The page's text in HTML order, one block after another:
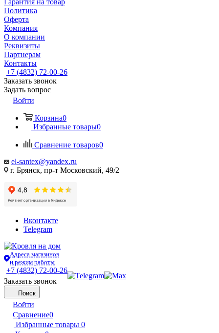
Гарантия на товар
Политика
Оферта
Компания
О компании
Реквизиты
Партнерам
Контакты
+7 (4832) 72-00-26
Заказать звонок
Задать вопрос
Войти
Корзина0
Избранные товары0
Сравнение товаров0
el-santex@yandex.ru
г. Брянск, пр-т Московский, 49/2
Вконтакте
Telegram
Адреса магазинов
и режим работы
+7 (4832) 72-00-26
Заказать звонок
Поиск
Войти
Сравнение0
Избранные товары 0